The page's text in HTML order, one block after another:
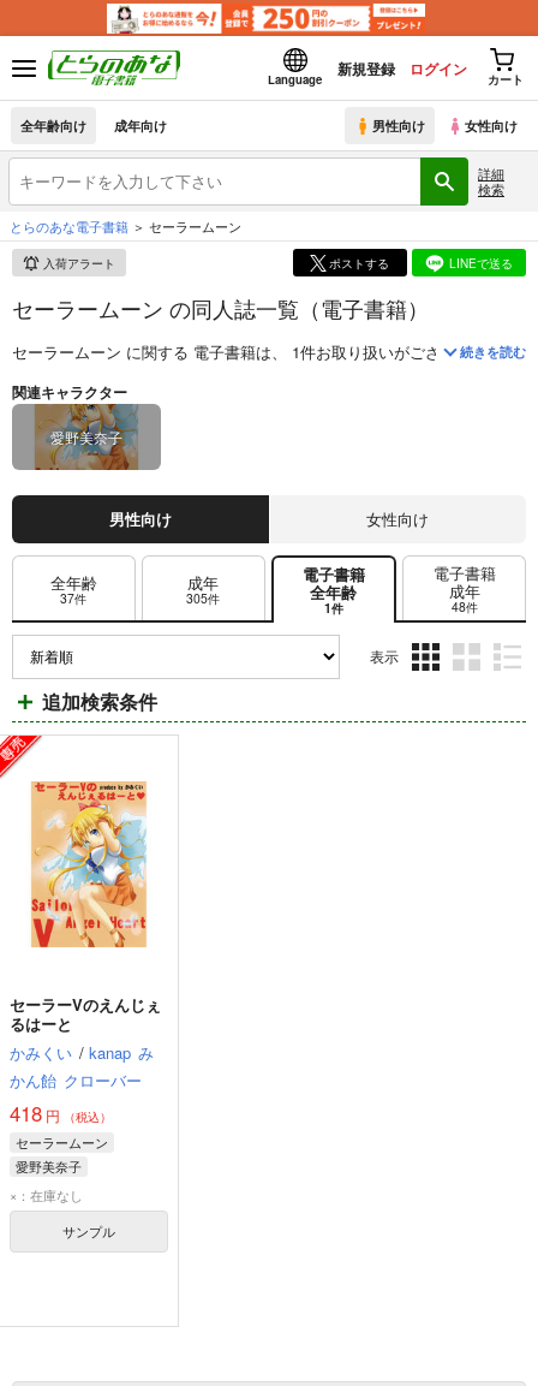
Language
新規登録 ログイン
カート
全年齢向け 成年向け 男性向け 女性向け
詳細
検索
とらのあな電子書籍 セーラームーン
入荷アラート ポストする LINEで送る
セーラームーン の同人誌一覧（電子書籍）
セーラームーン に関する 電子書籍は、 1件お取り扱いがございます。「
続きを読む
関連キャラクター
愛野美奈子
男性向け 女性向け
全年齢
37件
成年
305件
電子書籍
全年齢
1件
電子書籍
成年
48件
表示
ム
ム
ム
追加検索条件
セーラーVのえんじぇ
るはーと
かみくい / kanap み
かん飴 クローバー
418 円 （税込）
セーラームーン
愛野美奈子
×：在庫なし
サンプル